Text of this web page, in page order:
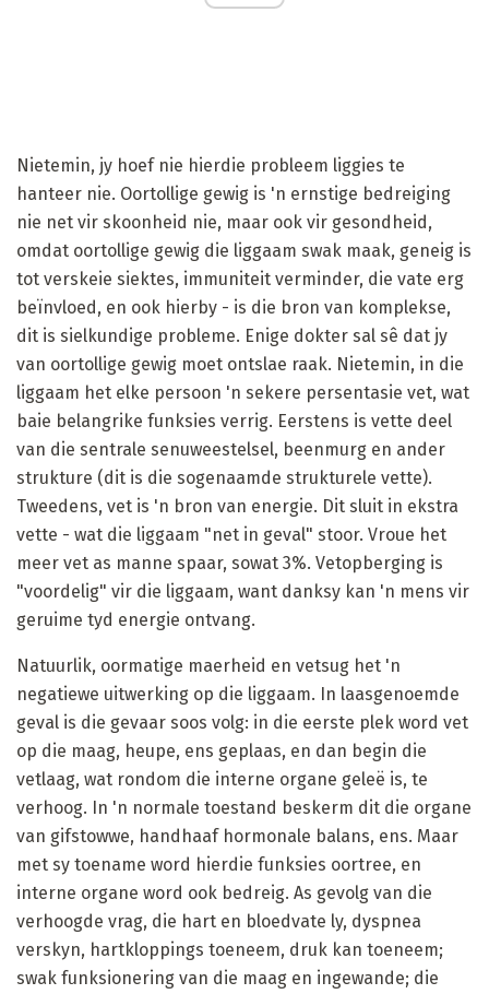
Nietemin, jy hoef nie hierdie probleem liggies te
hanteer nie. Oortollige gewig is 'n ernstige bedreiging
nie net vir skoonheid nie, maar ook vir gesondheid,
omdat oortollige gewig die liggaam swak maak, geneig is
tot verskeie siektes, immuniteit verminder, die vate erg
beïnvloed, en ook hierby - is die bron van komplekse,
dit is sielkundige probleme. Enige dokter sal sê dat jy
van oortollige gewig moet ontslae raak. Nietemin, in die
liggaam het elke persoon 'n sekere persentasie vet, wat
baie belangrike funksies verrig. Eerstens is vette deel
van die sentrale senuweestelsel, beenmurg en ander
strukture (dit is die sogenaamde strukturele vette).
Tweedens, vet is 'n bron van energie. Dit sluit in ekstra
vette - wat die liggaam "net in geval" stoor. Vroue het
meer vet as manne spaar, sowat 3%. Vetopberging is
"voordelig" vir die liggaam, want danksy kan 'n mens vir
geruime tyd energie ontvang.
Natuurlik, oormatige maerheid en vetsug het 'n
negatiewe uitwerking op die liggaam. In laasgenoemde
geval is die gevaar soos volg: in die eerste plek word vet
op die maag, heupe, ens geplaas, en dan begin die
vetlaag, wat rondom die interne organe geleë is, te
verhoog. In 'n normale toestand beskerm dit die organe
van gifstowwe, handhaaf hormonale balans, ens. Maar
met sy toename word hierdie funksies oortree, en
interne organe word ook bedreig. As gevolg van die
verhoogde vrag, die hart en bloedvate ly, dyspnea
verskyn, hartkloppings toeneem, druk kan toeneem;
swak funksionering van die maag en ingewande; die